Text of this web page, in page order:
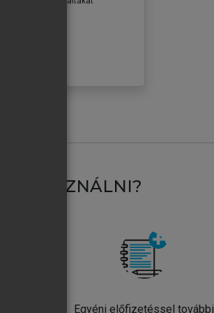
HASZNÁLNI?
Egyéni előfizetéssel további